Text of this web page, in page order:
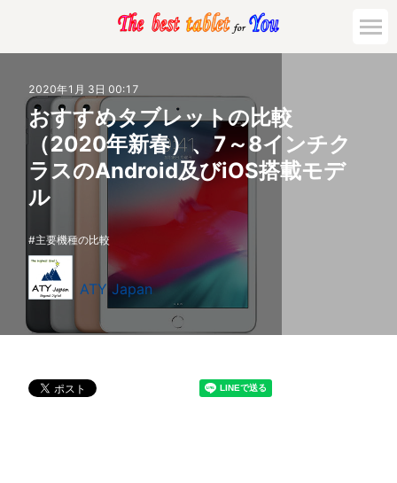
2020年1月 3日 00:17
おすすめタブレットの比較
（2020年新春）、7～8インチク
ラスのAndroid及びiOS搭載モデ
ル
主要機種の比較
ATY Japan